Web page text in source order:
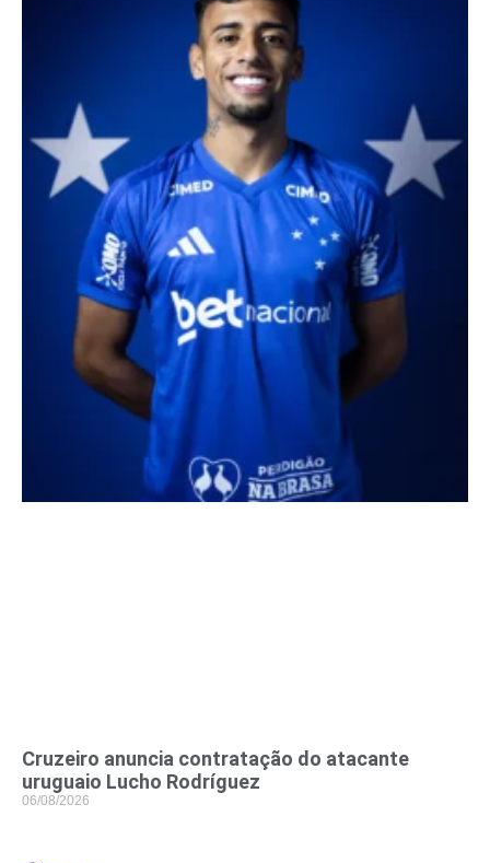
Cruzeiro anuncia contratação do atacante
uruguaio Lucho Rodríguez
06/08/2026